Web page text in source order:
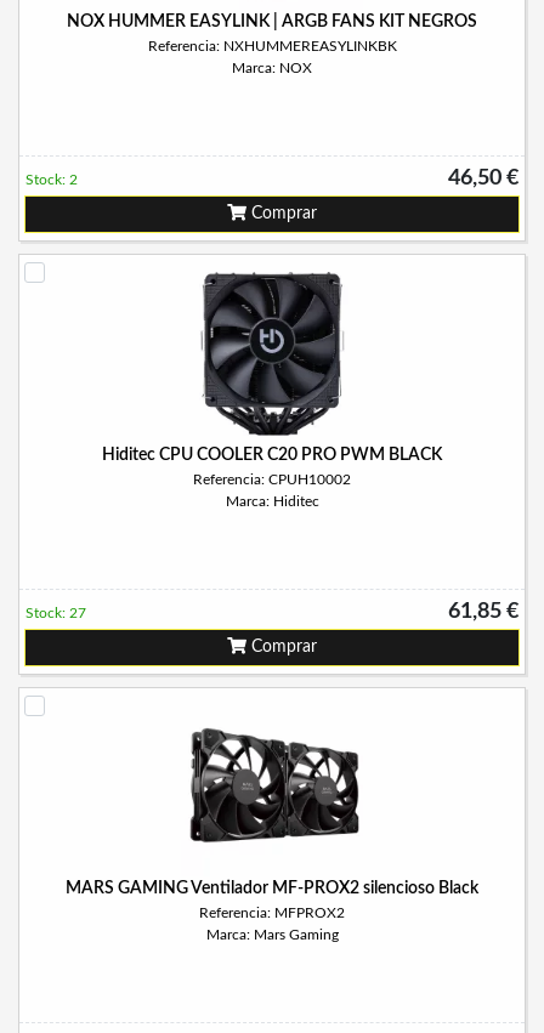
NOX HUMMER EASYLINK | ARGB FANS KIT NEGROS
Referencia: NXHUMMEREASYLINKBK
Marca: NOX
46,50 €
Stock: 2
Comprar
Hiditec CPU COOLER C20 PRO PWM BLACK
Referencia: CPUH10002
Marca: Hiditec
61,85 €
Stock: 27
Comprar
MARS GAMING Ventilador MF-PROX2 silencioso Black
Referencia: MFPROX2
Marca: Mars Gaming